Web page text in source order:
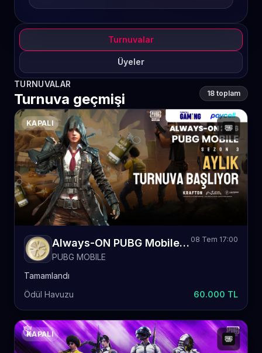
Turnuvalar
Üyeler
TURNUVALAR
Turnuva geçmişi 18 toplam
KAPALI
Always-ON PUBG Mobile 2026 Sezon 3 Aylık
PUBG MOBILE
08 Tem 17:00
Tamamlandı
Ödül Havuzu
60.000 TL
KAPALI